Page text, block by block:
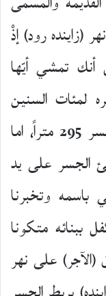
رود) إذْ
أنك تمشي أيّها
لمئات السنين
فكيف سيتم وصفه؟ يبلغ طول الجسر 295 متراً، اما
أُنشئ الجسر على يد
باسمه وتخبرنا
ببنائه متكونا
على نهر